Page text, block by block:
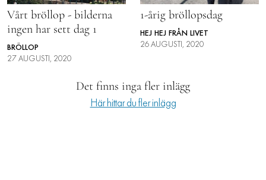
PRENUMERERA
NYHETSBREV
BALANS
Vårt bröllop - bilderna
ingen har sett dag 1
BRÖLLOP
27 AUGUSTI, 2020
1-årig bröllopsdag
HEJ HEJ FRÅN LIVET
26 AUGUSTI, 2020
Det finns inga fler inlägg
Här hittar du fler inlägg